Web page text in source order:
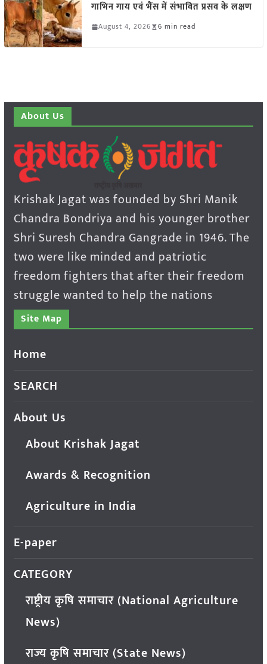
गाभिन गाय एवं भैंस में संभावित प्रसव के लक्षण
August 4, 2026 6 min read
About Us
Krishak Jagat was founded by Shri Manik
Chandra Bondriya and his younger brother
Shri Suresh Chandra Gangrade in 1946. The
two were like minded and patriotic
freedom fighters that after their freedom
struggle wanted to help the nations
Site Map
Home
SEARCH
About Us
About Krishak Jagat
Awards & Recognition
Agriculture in India
E-paper
CATEGORY
राष्ट्रीय कृषि समाचार (National Agriculture
News)
राज्य कृषि समाचार (State News)